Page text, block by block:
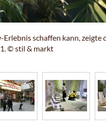
schaffen kann,
© stil & markt